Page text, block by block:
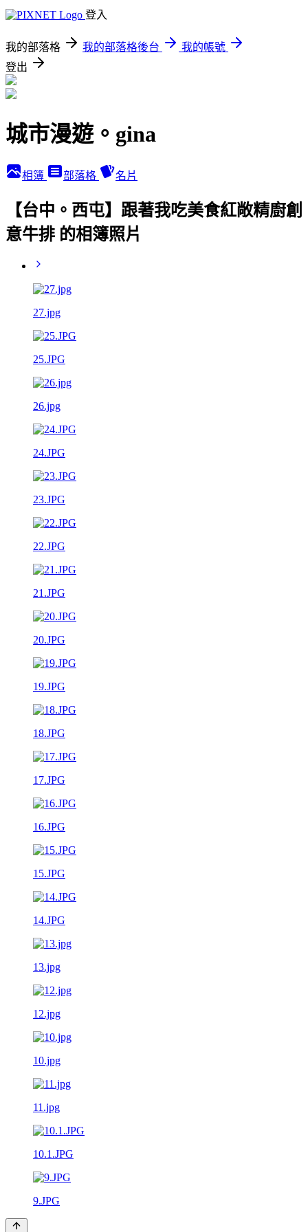
登入
我的部落格 我的部落格後台
我的帳號
登出
城市漫遊。gina
相簿 部落格 名片
【台中。西屯】跟著我吃美食紅敞精廚創
意牛排 的相簿照片
27.jpg
25.JPG
26.jpg
24.JPG
23.JPG
22.JPG
21.JPG
20.JPG
19.JPG
18.JPG
17.JPG
16.JPG
15.JPG
14.JPG
13.jpg
12.jpg
10.jpg
11.jpg
10.1.JPG
9.JPG